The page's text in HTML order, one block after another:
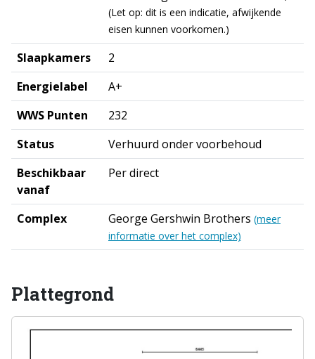
(Let op: dit is een indicatie, afwijkende
eisen kunnen voorkomen.)
Slaapkamers
2
Energielabel
A+
WWS Punten
232
Status
Verhuurd onder voorbehoud
Beschikbaar
vanaf
Per direct
Complex George Gershwin Brothers (meer
informatie over het complex)
Plattegrond